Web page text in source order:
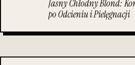
Jasny Chłodny Blond:
po Odcieniu i Pielęgnacji